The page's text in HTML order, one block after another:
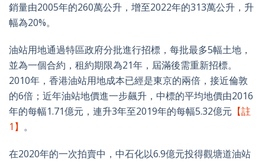
銷量由2005年的260萬公升，增至2022年的313萬公升，升
幅為20%。
油站用地通過特區政府分批進行招標，每批最多5幅土地，
並為一個合約，租約期限為21年，屆滿後需重新招標。
2010年，香港油站用地成本已經是東京的兩倍，接近倫敦
的6倍；近年油站地價進一步飆升，中標的平均地價由2016
年的每幅1.71億元，連升3年至2019年的每幅5.32億元 【註
1】 。
在2020年的一次拍賣中，中石化以6.9億元投得觀塘道油站